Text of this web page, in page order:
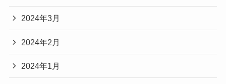
2024年3月
2024年2月
2024年1月